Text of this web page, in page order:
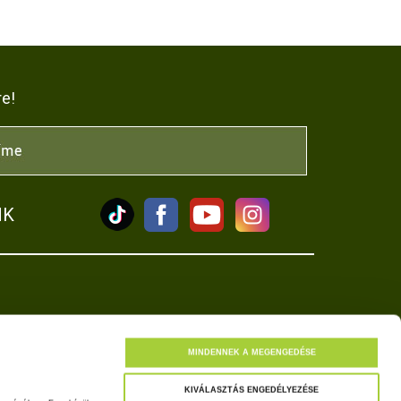
MINDENNEK A MEGENGEDÉSE
KIVÁLASZTÁS ENGEDÉLYEZÉSE